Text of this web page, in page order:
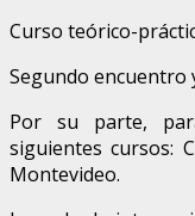
Curso teórico-
Segundo encuentro
Por su parte,
siguientes cursos:
Montevideo.